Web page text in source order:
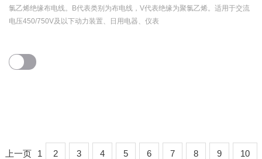
氯乙烯绝缘布电线。B代表类别为布电线，V代表绝缘为聚氯乙烯。适用于交流
电压450/750V及以下动力装置、日用电器、仪表
上一页 1 2 3 4 5 6 7 8 9 10